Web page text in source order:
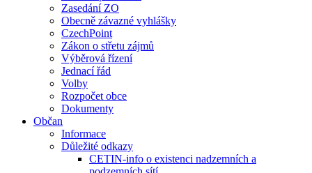
Zasedání ZO
Obecně závazné vyhlášky
CzechPoint
Zákon o střetu zájmů
Výběrová řízení
Jednací řád
Volby
Rozpočet obce
Dokumenty
Občan
Informace
Důležité odkazy
CETIN-info o existenci nadzemních a